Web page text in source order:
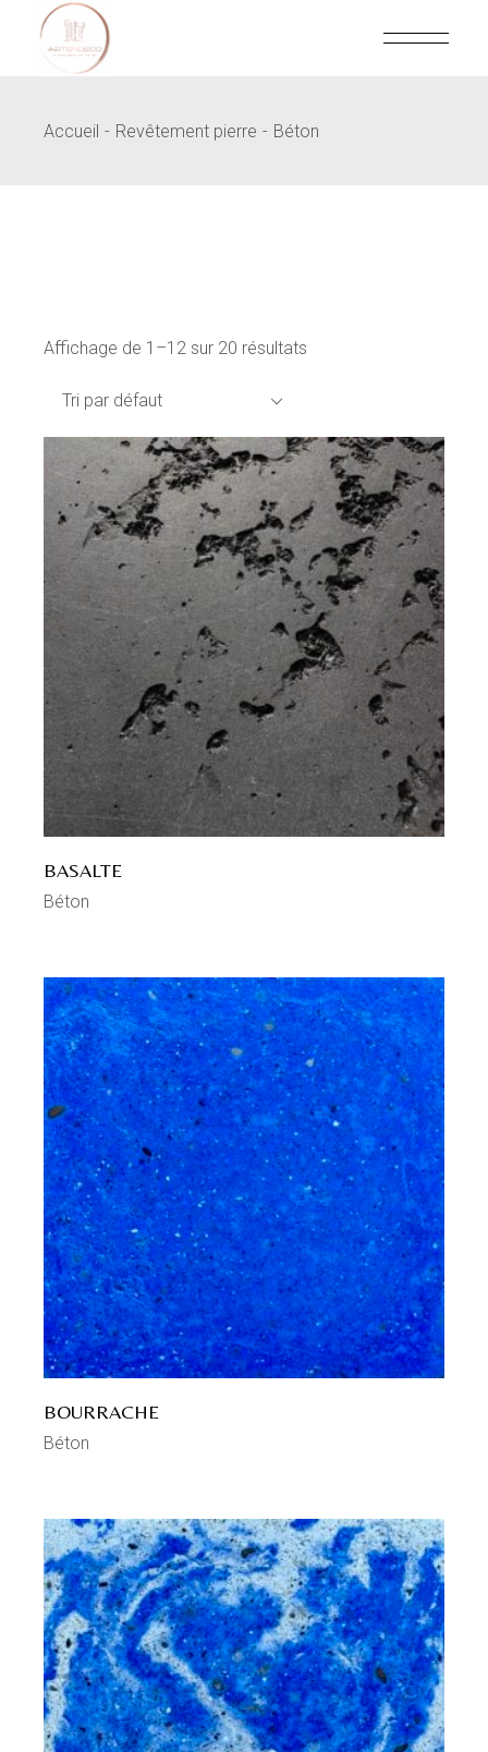
content
Accueil Revêtement pierre Béton
Affichage de 1–12 sur 20 résultats
Tri par défaut
BASALTE
Béton
BOURRACHE
Béton